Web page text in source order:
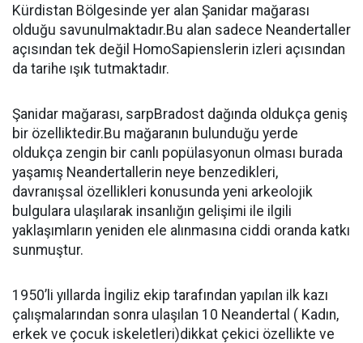
Kürdistan Bölgesinde yer alan Şanidar mağarası
olduğu savunulmaktadır.Bu alan sadece Neandertaller
açısından tek değil HomoSapienslerin izleri açısından
da tarihe ışık tutmaktadır.
Şanidar mağarası, sarpBradost dağında oldukça geniş
bir özelliktedir.Bu mağaranın bulunduğu yerde
oldukça zengin bir canlı popülasyonun olması burada
yaşamış Neandertallerin neye benzedikleri,
davranışsal özellikleri konusunda yeni arkeolojik
bulgulara ulaşılarak insanlığın gelişimi ile ilgili
yaklaşımların yeniden ele alınmasına ciddi oranda katkı
sunmuştur.
1950’li yıllarda İngiliz ekip tarafından yapılan ilk kazı
çalışmalarından sonra ulaşılan 10 Neandertal ( Kadın,
erkek ve çocuk iskeletleri)dikkat çekici özellikte ve